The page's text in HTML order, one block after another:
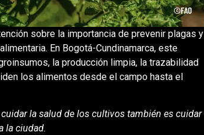
sobre la importancia de prevenir plagas y
En Bogotá-Cundinamarca, este
la producción limpia, la trazabilidad
los alimentos desde el campo hasta el
la salud de los cultivos también es cuidar
la ciudad.